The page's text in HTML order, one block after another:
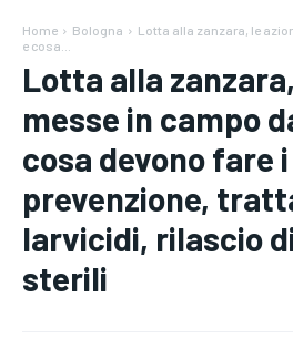
Testo:
Testo:
Home Bologna
Lotta alla zanzara, le
e cosa...
Lotta alla
messe in campo
cosa devono fare
prevenzione,
larvicidi, rilascio
sterili